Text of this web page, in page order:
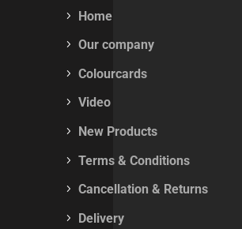
Home
Our company
Colourcards
Video
New Products
Terms & Conditions
Cancellation & Returns
Delivery